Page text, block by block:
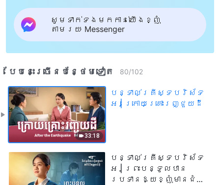
សូមទាក់ទងមកកាន់យើងខ្ញុំ
តាមរយៈ Messenger
បែបនេះ​ច្រើនបន្ថែម​ទៀត​ 80/102
33:18
បន្ទាល់គ្រីស្ទបរិស័ទ
អ | ក្រោយគ្រោះរញ្ជួយដី
បន្ទាល់គ្រីស្ទបរិស័ទ
អ | ព្រះបន្ទូលបាន
ប្រទានឱ្យខ្ញុំមានជំនឿ